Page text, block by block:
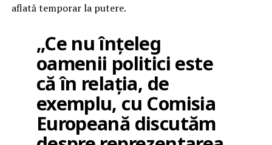
aflată temporar la putere.
„Ce nu înțeleg
oamenii politici este
că în relația, de
exemplu, cu Comisia
Europeană discutăm